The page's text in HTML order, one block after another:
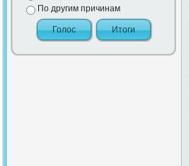
По другим причинам